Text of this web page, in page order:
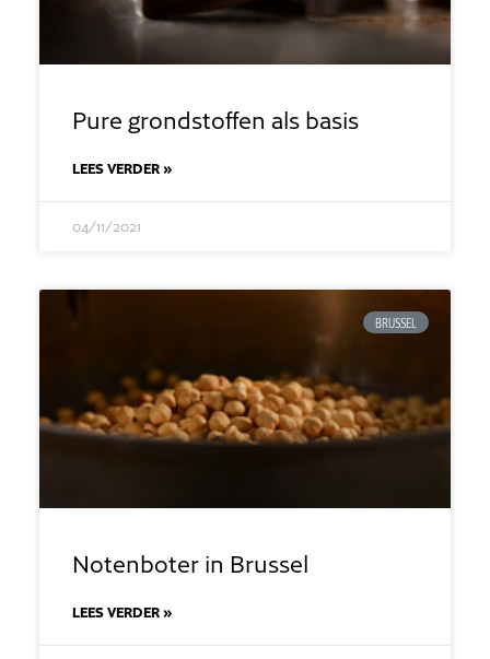
Pure grondstoffen als basis
LEES VERDER »
04/11/2021
BRUSSEL
Notenboter in Brussel
LEES VERDER »